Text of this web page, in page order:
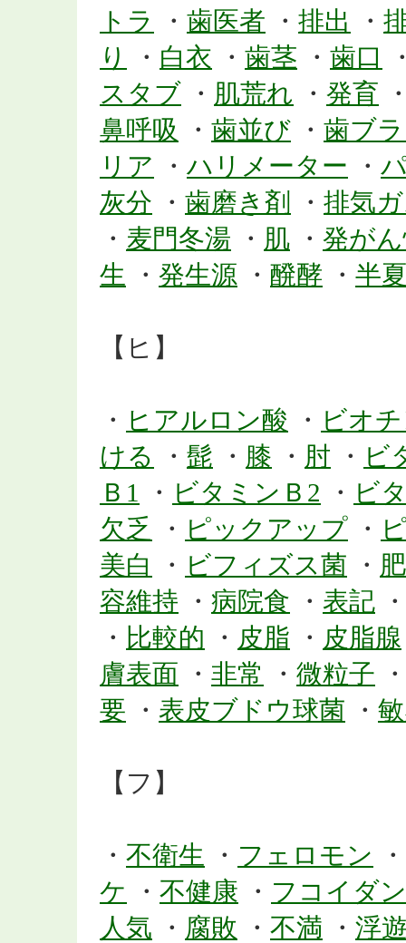
トラ
・ 歯医者 ・ 排出 ・
り
・ 白衣 ・ 歯茎 ・ 歯口
スタブ ・ 肌荒れ ・ 発育
鼻呼吸
・ 歯並び ・ 歯ブ
リア ・ ハリメーター ・
灰分 ・ 歯磨き剤 ・ 排気
・ 麦門冬湯 ・ 肌 ・ 発が
生 ・ 発生源 ・ 醗酵 ・ 半
【ヒ】
・ ヒアルロン酸 ・ ビオ
ける
・ 髭 ・ 膝 ・ 肘 ・ ビ
Ｂ1
・ ビタミンＢ2 ・ ビ
欠乏
・ ピックアップ ・
美白
・ ビフィズス菌 ・
容維持 ・ 病院食 ・ 表記
・ 比較的 ・ 皮脂 ・ 皮脂腺
膚表面 ・ 非常 ・ 微粒子
要 ・ 表皮ブドウ球菌 ・
【フ】
・ 不衛生 ・ フェロモン ・
ケ ・ 不健康 ・ フコイダン
人気 ・ 腐敗 ・ 不満 ・ 浮